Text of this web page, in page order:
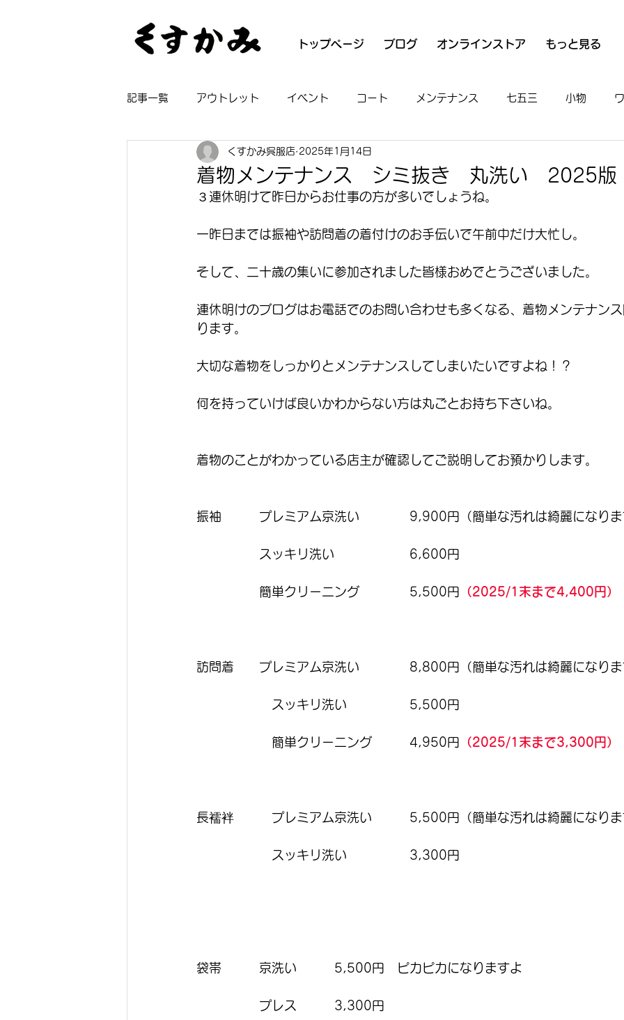
トップページ ブログ オンラインストア もっと見る
記事一覧 アウトレット イベント コート メンテナンス 七五三 小物
着物 長襦袢 浴衣 魚河岸シャツ
着物メンテナンス シミ抜き 丸洗い 2025版
くすかみ呉服店 2025年1月14日
３連休明けて昨日からお仕事の方が多いでしょうね。
一昨日までは振袖や訪問着の着付けのお手伝いで午前中だけ大忙し。
そして、二十歳の集いに参加されました皆様おめでとうございました。
連休明けのブログはお電話でのお問い合わせも多くなる、着物メンテナン
ります。
大切な着物をしっかりとメンテナンスしてしまいたいですよね！？
何を持っていけば良いかわからない方は丸ごとお持ち下さいね。
着物のことがわかっている店主が確認してご説明してお預かりします。
振袖　　　プレミアム京洗い　　　　9,900円（簡単な汚れは綺麗になり
スッキリ洗い　　　　　　6,600円
簡単クリーニング　　　　5,500円 （2025/1末まで4,400円）
訪問着　　プレミアム京洗い　　　　8,800円（簡単な汚れは綺麗になり
スッキリ洗い　　　　　5,500円
簡単クリーニング　　　4,950円 （2025/1末まで3,300円）
長襦袢　　　プレミアム京洗い　　　5,500円（簡単な汚れは綺麗になり
スッキリ洗い　　　　　3,300円
袋帯　　　京洗い　　　5,500円　ピカピカになりますよ
プレス　　　3,300円